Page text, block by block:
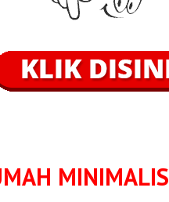
MINIMALIS